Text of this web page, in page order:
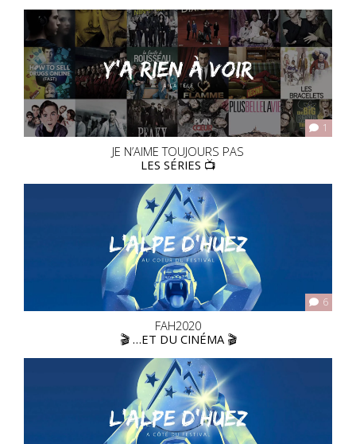
1
JE N’AIME TOUJOURS PAS
LES SÉRIES 📺
6
FAH2020
🎬 …ET DU CINÉMA 🎬